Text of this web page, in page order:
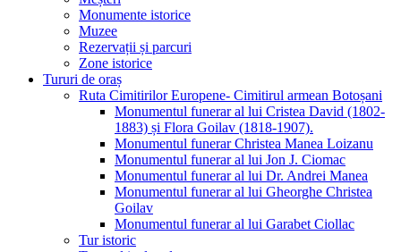
Monumente istorice
Muzee
Rezervații și parcuri
Zone istorice
Tururi de oraș
Ruta Cimitirilor Europene- Cimitirul armean Botoșani
Monumentul funerar al lui Cristea David (1802-
1883) și Flora Goilav (1818-1907).
Monumentul funerar Christea Manea Loizanu
Monumentul funerar al lui Jon J. Ciomac
Monumentul funerar al lui Dr. Andrei Manea
Monumentul funerar al lui Gheorghe Christea
Goilav
Monumentul funerar al lui Garabet Ciollac
Tur istoric